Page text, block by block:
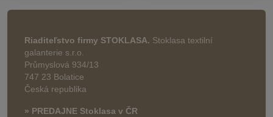
Riaditeľstvo firmy STOKLASA. Stoklasa textilní
galanterie s.r.o.
Průmyslová 934/13
747 23 Bolatice
Česká republika
» PREDAJNE Stoklasa v ČR